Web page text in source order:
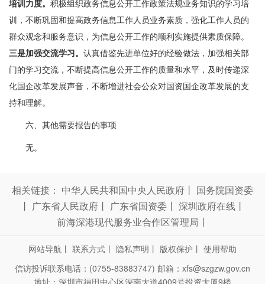
培训力度。 积极组织政务信息公开工作政策法规业务知识的学习培
训，不断巩固和提高政务信息工作人员业务素质，强化工作人员的
群众观念和服务意识，为信息公开工作的顺利实施提供素质保障。
三是加强交流学习。 认真借鉴先进单位好的经验做法，加强相关部
门的学习交流，不断提高信息公开工作的质量和水平，及时传递深
化国企改革发展声音，不断增进社会公众对国资国企改革发展的支
持和理解。
六、其他需要报告的事项
无。
相关链接： 中华人民共和国中央人民政府 丨 国务院国资委
丨 广东省人民政府 丨 广东省国资委 丨 深圳政府在线 丨
前海深港现代服务业合作区管理局 丨
网站导航 丨 联系方式 丨 隐私声明 丨 版权保护 丨 使用帮助
信访投诉联系电话：(0755-83883747) 邮箱：xfs@szgzw.gov.cn